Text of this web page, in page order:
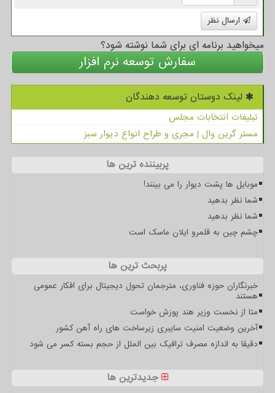
ارسال نظر
میخواهید برنامه ای برای شما نوشته شود؟
سفارش توسعه نرم افزار
لینک دوستان توسعه دهندگان
تبلیغات انتخابات مجلس
مستر گرین وال | مجری و طراح انواع دیوار سبز
پربیننده ترین ها
موبایل ها پشت دیوار را می بینند!
شما نظر بدهید
شما نظر بدهید
چشم چین به قلمرو ایلان ماسک است
پربحث ترین ها
خبرنگاران حوزه فناوری، مترجمان تحول دیجیتال برای افکار عمومی
هستند
متا از نخست وزیر هند پوزش خواست
آخرین وضعیت امنیت سایبری زیرساخت های راه آهن کشور
دقیقا به اندازه مصرف ترافیک بین الملل از حجم بسته کسر می شود
جدیدترین ها